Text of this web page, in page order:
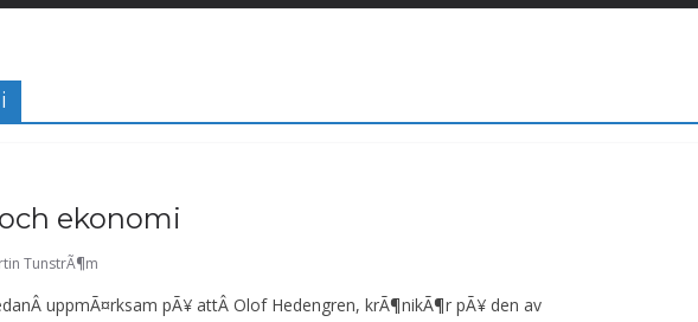
ekonomi
TunstrÃ¶m
uppmÃ¤rksam pÃ¥ attÂ Olof Hedengren, krÃ¶nikÃ¶r pÃ¥ den av